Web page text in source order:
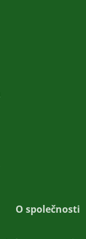
O společnosti